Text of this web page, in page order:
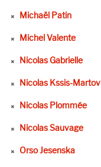
Michaël Patin
Michel Valente
Nicolas Gabrielle
Nicolas Kssis-Martov
Nicolas Plommée
Nicolas Sauvage
Orso Jesenska